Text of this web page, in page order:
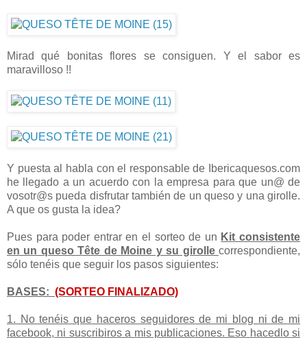
Mirad qué bonitas flores se consiguen. Y el sabor es
maravilloso !!
Y puesta al habla con el responsable de Ibericaquesos.com
he llegado a un acuerdo con la empresa para que un@ de
vosotr@s pueda disfrutar también de un queso y una girolle.
A que os gusta la idea?
Pues para poder entrar en el sorteo de un Kit consistente
en un queso Tête de Moine y su girolle correspondiente,
sólo tenéis que seguir los pasos siguientes:
BASES: (SORTEO FINALIZADO)
1. No tenéis que haceros seguidores de mi blog ni de mi
facebook, ni suscribiros a mis publicaciones. Eso hacedlo si